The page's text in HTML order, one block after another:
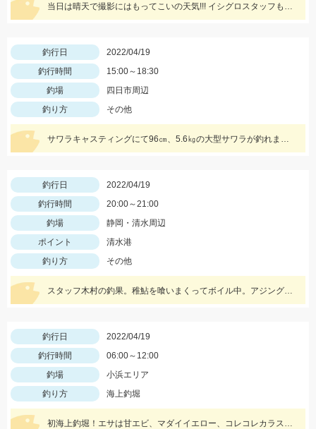
当日は晴天で撮影にはもってこいの天気!!! イシグロスタッフも我こそはと気張っていくものの・・・ 結果はいかに！？
釣行日
2022/04/19
釣行時間
15:00～18:30
釣場
四日市周辺
釣り方
その他
サワラキャスティングにて96㎝、5.6㎏の大型サワラが釣れました。HITルアーはサイレントアサシンフラッシュブースト129Fです。
釣行日
2022/04/19
釣行時間
20:00～21:00
釣場
静岡・清水周辺
ポイント
清水港
釣り方
その他
スタッフ木村の釣果。稚鮎を喰いまくってボイル中。アジング用の長めのワームによるデットスローリトリーブが◎
釣行日
2022/04/19
釣行時間
06:00～12:00
釣場
小浜エリア
釣り方
海上釣堀
初海上釣堀！エサは甘エビ、マダイイエロー、コレコレカラスが良かったです！ マダイの他にはサクラマスも！